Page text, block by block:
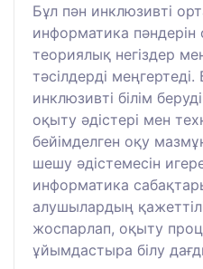
Бұл пән инклюзивті
информатика пәндерін
теориялық негіздер
тәсілдерді
инклюзивті білім
оқыту әдістері мен
бейімделген оқу
шешу әдістемесін
информатика
алушылардың
жоспарлап, оқыту
ұйымдастыра білу